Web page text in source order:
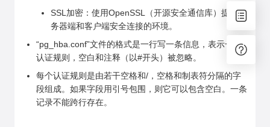
SSL加密：使用OpenSSL（开源安全通信库）提供服
务器端和客户端安全连接的环境。
“pg_hba.conf”文件的格式是一行写一条信息，表示一个
认证规则，空白和注释（以#开头）被忽略。
每个认证规则是由若干空格和/，空格和制表符分隔的字
段组成。如果字段用引号包围，则它可以包含空白。一条
记录不能跨行存在。